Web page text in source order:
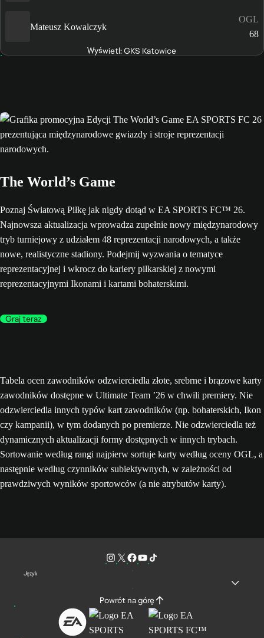
Mateusz Kowalczyk
OGL
68
Wyświetl: GKS Katowice
The World’s Game
Poznaj Światową Piłkę jak nigdy dotąd w EA SPORTS FC™ 26.
Najnowsza aktualizacja wprowadza zupełnie nowy międzynarodowy
tryb turniejowy z udziałem 48 reprezentacji narodowych, a także
nowe, realistyczne stadiony. Podejmij wyzwania o tematyce
reprezentacyjnej i wkrocz do kariery piłkarskiej z nowymi
reprezentacyjnymi Ikonami i kartami bohaterskimi.
Graj teraz
Tabela ocen zawodników odzwierciedla złote, srebrne i brązowe karty
zawodników dostępne w Ultimate Team ’26 w chwili premiery. Nie
odzwierciedla innych typów kart zawodników (np. bohaterskich, Ikon
czy kampanii), w tym dodanych po premierze. Nie odzwierciedla też
dynamicznych aktualizacji formy dostępnych w innych trybach.
Sortowanie według rangi najpierw sortuje karty według oceny OGL, a
następnie według czynników subiektywnych, w zależności od
prawdziwych wyników sportowców (a nie atrybutów karty).
Język
Powrót na górę